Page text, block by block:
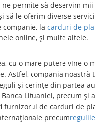
ne permite să deservim
să le oferim diverse
companie, la carduri de
online, și multe altele.
cu o mare putere vine o
Astfel, compania noastră
și cerințe din partea
Lituaniei, precum și
furnizorul de carduri de
precum